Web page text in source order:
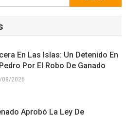
En Las Islas: Un Detenido En
Por El Robo De Ganado
08/2026
Aprobó La Ley De